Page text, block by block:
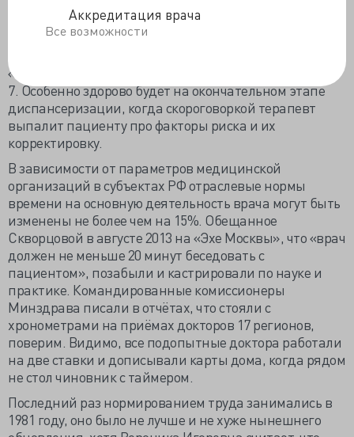
Аккредитация врача
Все возможности
«про всё». На профилактический и прочие
медицинские осмотры надлежит тратить не более 60-
«закруглиться» максимально за 6 минут, терапевт за
7. Особенно здорово будет на окончательном этапе
диспансеризации, когда скороговоркой терапевт
выпалит пациенту про факторы риска и их
корректировку.
В зависимости от параметров медицинской
организаций в субъектах РФ отраслевые нормы
времени на основную деятельность врача могут быть
изменены не более чем на 15%. Обещанное
Скворцовой в августе 2013 на «Эхе Москвы», что «врач
должен не меньше 20 минут беседовать с
пациентом», позабыли и кастрировали по науке и
практике. Командированные комиссионеры
Минздрава писали в отчётах, что стояли с
хронометрами на приёмах докторов 17 регионов,
поверим. Видимо, все подопытные доктора работали
на две ставки и дописывали карты дома, когда рядом
не стол чиновник с таймером.
Последний раз нормированием труда занимались в
1981 году, оно было не лучше и не хуже нынешнего